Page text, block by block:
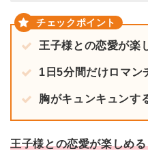
王子様との恋愛が楽
1日5分間だけロマン
胸がキュンキュンす
王子様との恋愛が楽しめ